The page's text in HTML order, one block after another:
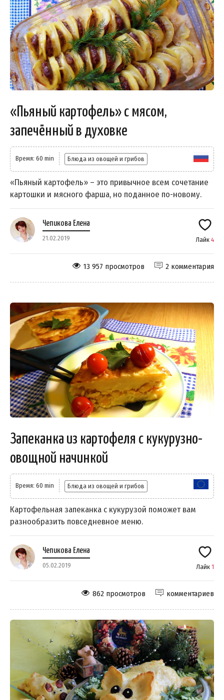
«Пьяный картофель» с мясом,
запечённый в духовке
Время: 60 min Блюда из овощей и грибов
«Пьяный картофель» – это привычное всем сочетание
картошки и мясного фарша, но поданное по-новому.
Чепикова Елена
21.02.2019 Лайк 4
2 комментария
13 957 просмотров
Запеканка из картофеля с кукурузно-
овощной начинкой
Время: 60 min Блюда из овощей и грибов
Картофельная запеканка с кукурузой поможет вам
разнообразить повседневное меню.
Чепикова Елена
05.02.2019 Лайк 1
комментариев
862 просмотров